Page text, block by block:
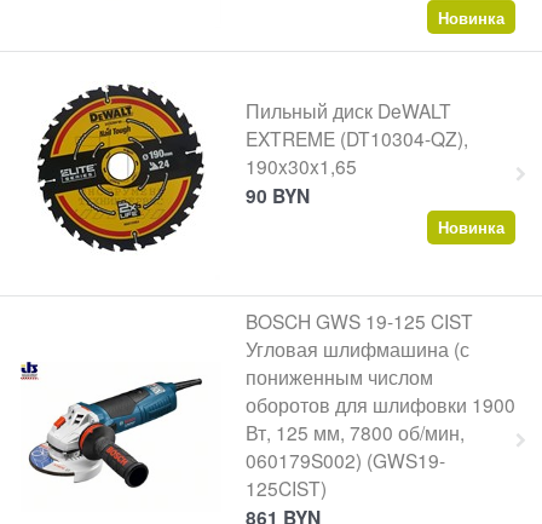
Новинка
Пильный диск DeWALT
EXTREME (DT10304-QZ),
190x30x1,65
90 BYN
Новинка
BOSCH GWS 19-125 CIST
Угловая шлифмашина (с
пониженным числом
оборотов для шлифовки 1900
Вт, 125 мм, 7800 об/мин,
060179S002) (GWS19-
125CIST)
861 BYN